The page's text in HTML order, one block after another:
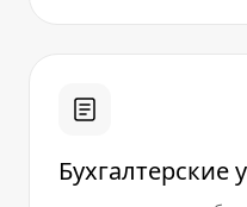
Бухгалтерские